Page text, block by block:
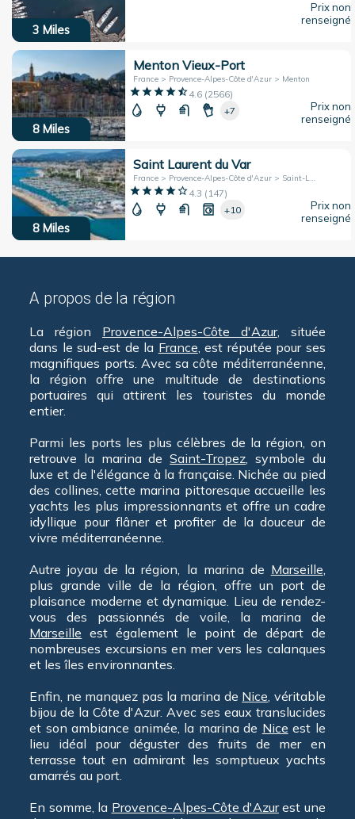
3 Miles
Prix non
renseigné
8 Miles
Menton Vieux-Port
France > Provence-Alpes-Côte d'Azur > Menton
4.6(2566)
+7
Prix non
renseigné
8 Miles
Saint Laurent du Var
France > Provence-Alpes-Côte d'Azur > Saint-Laurent-Du-Var
4.3 ( 147)
+10
Prix non
renseigné
A propos de la région
La région Provence-Alpes-Côte d'Azur, située
dans le sud-est de la France, est réputée pour ses
magnifiques ports. Avec sa côte méditerranéenne,
la région offre une multitude de destinations
portuaires qui attirent les touristes du monde
entier.
Parmi les ports les plus célèbres de la région, on
retrouve la marina deSaint-Tropez, symbole du
luxe et de l'élégance à la française. Nichée au pied
des collines, cette marina pittoresque accueille les
yachts les plus impressionnants et offre un cadre
idyllique pour flâner et profiter de la douceur de
vivre méditerranéenne.
Autre joyau de la région, la marina de Marseille,
plus grande ville de la région, offre un port de
plaisance moderne et dynamique. Lieu de rendez-
vous des passionnés de voile, la marina de
Marseille est également le point de départ de
nombreuses excursions en mer vers les calanques
et les îles environnantes.
Enfin, ne manquez pas la marina de Nice, véritable
bijou de la Côte d'Azur. Avec ses eaux translucides
et son ambiance animée, la marina de Nice est le
lieu idéal pour déguster des fruits de mer en
terrasse tout en admirant les somptueux yachts
amarrés au port.
En somme, la Provence-Alpes-Côte d'Azurest une